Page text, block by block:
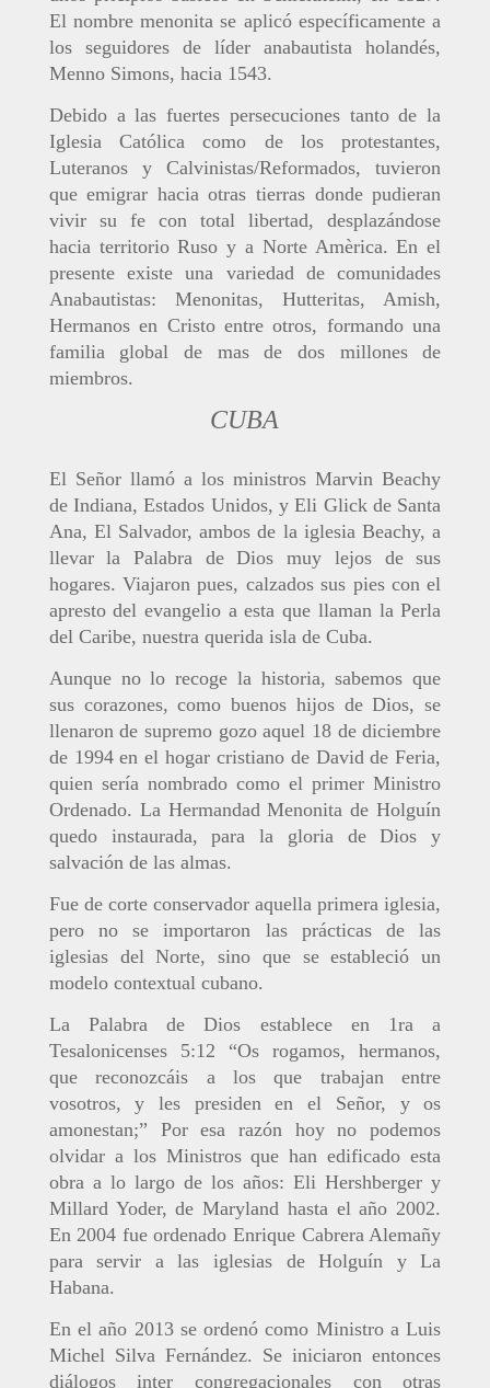
El nombre menonita se aplicó específicamente a
los seguidores de líder anabautista holandés,
Menno Simons, hacia 1543.
Debido a las fuertes persecuciones tanto de la
Iglesia Católica como de los protestantes,
Luteranos y Calvinistas/Reformados, tuvieron
que emigrar hacia otras tierras donde pudieran
vivir su fe con total libertad, desplazándose
hacia territorio Ruso y a Norte Amèrica. En el
presente existe una variedad de comunidades
Anabautistas: Menonitas, Hutteritas, Amish,
Hermanos en Cristo entre otros, formando una
familia global de mas de dos millones de
miembros.
CUBA
El Señor llamó a los ministros Marvin Beachy
de Indiana, Estados Unidos, y Eli Glick de Santa
Ana, El Salvador, ambos de la iglesia Beachy, a
llevar la Palabra de Dios muy lejos de sus
hogares. Viajaron pues, calzados sus pies con el
apresto del evangelio a esta que llaman la Perla
del Caribe, nuestra querida isla de Cuba.
Aunque no lo recoge la historia, sabemos que
sus corazones, como buenos hijos de Dios, se
llenaron de supremo gozo aquel 18 de diciembre
de 1994 en el hogar cristiano de David de Feria,
quien sería nombrado como el primer Ministro
Ordenado. La Hermandad Menonita de Holguín
quedo instaurada, para la gloria de Dios y
salvación de las almas.
Fue de corte conservador aquella primera iglesia,
pero no se importaron las prácticas de las
iglesias del Norte, sino que se estableció un
modelo contextual cubano.
La Palabra de Dios establece en 1ra a
Tesalonicenses 5:12 “Os rogamos, hermanos,
que reconozcáis a los que trabajan entre
vosotros, y les presiden en el Señor, y os
amonestan;” Por esa razón hoy no podemos
olvidar a los Ministros que han edificado esta
obra a lo largo de los años: Eli Hershberger y
Millard Yoder, de Maryland hasta el año 2002.
En 2004 fue ordenado Enrique Cabrera Alemañy
para servir a las iglesias de Holguín y La
Habana.
En el año 2013 se ordenó como Ministro a Luis
Michel Silva Fernández. Se iniciaron entonces
diálogos inter congregacionales con otras